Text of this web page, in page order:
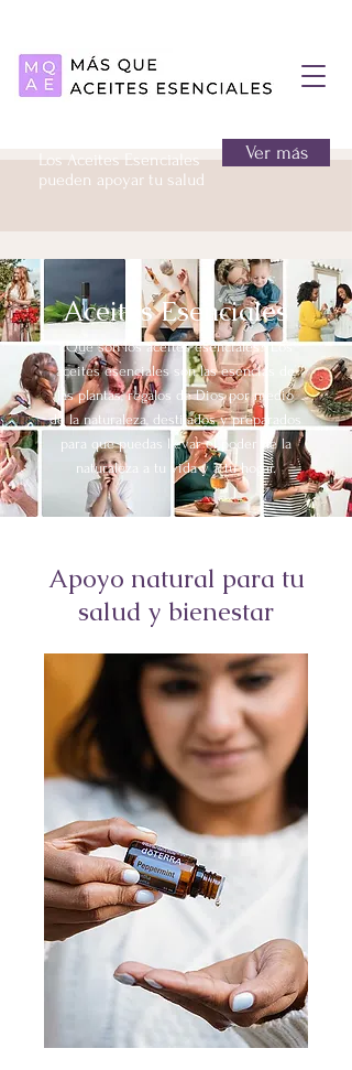
Los Aceites Esenciales
pueden apoyar tu salud
Ver más
Aceites Esenciales
¿Qué son los aceites esenciales? Los
aceites esenciales son las esencias de
las plantas, regalos de Dios por medio
de la naturaleza, destilados y preparados
para que puedas llevar el poder de la
naturaleza a tu vida y a tu hogar.
Apoyo natural para tu
salud y bienestar